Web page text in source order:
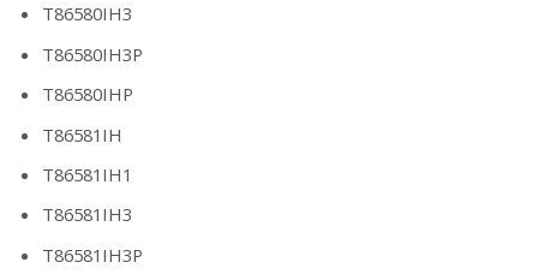
T86580IH3
T86580IH3P
T86580IHP
T86581IH
T86581IH1
T86581IH3
T86581IH3P